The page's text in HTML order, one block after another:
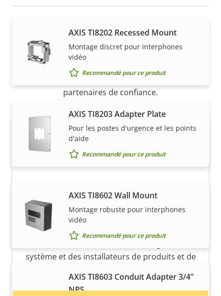
AXIS TI8202 Recessed Mount
Montage discret pour interphones
vidéo
Recommandé pour ce produit
AXIS TI8203 Adapter Plate
Pour les postes d'urgence et les points
d'aide
Recommandé pour ce produit
AXIS TI8602 Wall Mount
Montage robuste pour interphones
vidéo
Recommandé pour ce produit
AXIS TI8603 Conduit Adapter 3/4"
NPS
Acheter
Les solutions Axis et les produits individuels sont
vendus et installés de manière experte par nos
partenaires de confiance.
Vous voulez acheter des produits
Axis ?
système et des installateurs de produits et de